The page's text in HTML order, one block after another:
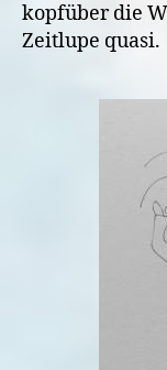
kopfüber die
Zeitlupe quasi.